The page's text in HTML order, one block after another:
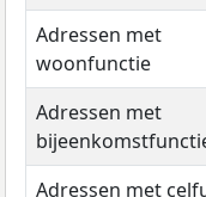
Adressen met
woonfunctie
Adressen met
Adressen met